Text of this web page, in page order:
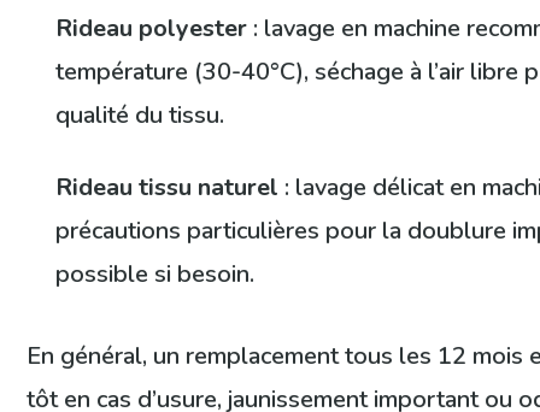
Rideau polyester : lavage en machine
température (30-40°C), séchage à l’air libre
qualité du tissu.
Rideau tissu naturel : lavage délicat en
précautions particulières pour la doublure
possible si besoin.
En général, un remplacement tous les 12 mois
tôt en cas d’usure, jaunissement important ou